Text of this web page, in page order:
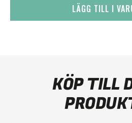
LÄGG TILL I
KÖP TILL